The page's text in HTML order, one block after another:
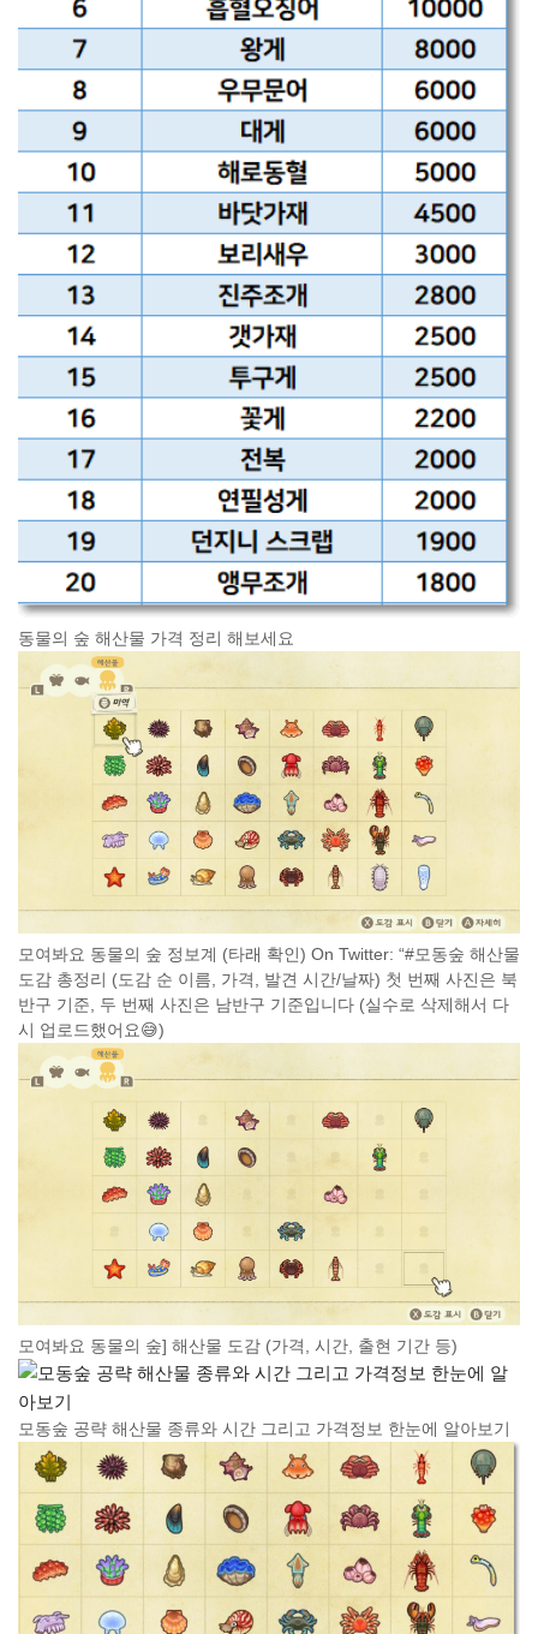
동물의 숲 해산물 가격 정리 해보세요
모여봐요 동물의 숲 정보계 (타래 확인) On Twitter: “#모동숲 해산물
도감 총정리 (도감 순 이름, 가격, 발견 시간/날짜) 첫 번째 사진은 북
반구 기준, 두 번째 사진은 남반구 기준입니다 (실수로 삭제해서 다
시 업로드했어요😅)
모여봐요 동물의 숲] 해산물 도감 (가격, 시간, 출현 기간 등)
모동숲 공략 해산물 종류와 시간 그리고 가격정보 한눈에 알아보기